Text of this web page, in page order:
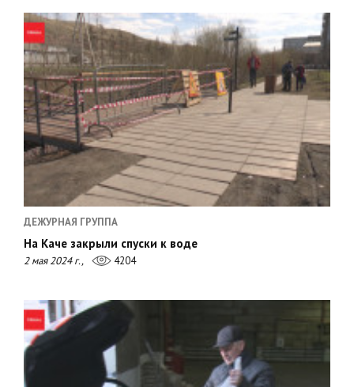
ДЕЖУРНАЯ ГРУППА
На Каче закрыли спуски к воде
2 мая 2024 г., 4204